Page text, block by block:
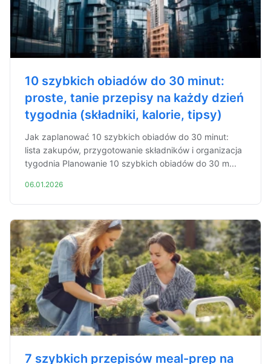
10 szybkich obiadów do 30 minut:
proste, tanie przepisy na każdy dzień
tygodnia (składniki, kalorie, tipsy)
Jak zaplanować 10 szybkich obiadów do 30 minut:
lista zakupów, przygotowanie składników i organizacja
tygodnia Planowanie 10 szybkich obiadów do 30 m...
06.01.2026
7 szybkich przepisów meal-prep na